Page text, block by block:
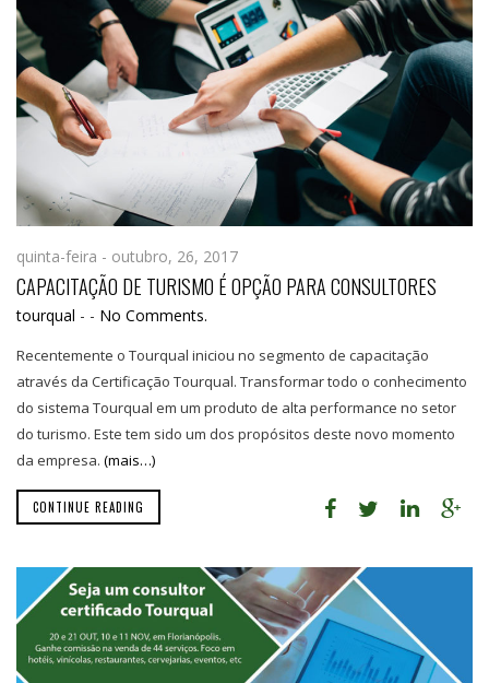
quinta-feira - outubro, 26, 2017
CAPACITAÇÃO DE TURISMO É OPÇÃO PARA CONSULTORES
tourqual - - No Comments.
Recentemente o Tourqual iniciou no segmento de capacitação
através da Certificação Tourqual. Transformar todo o conhecimento
do sistema Tourqual em um produto de alta performance no setor
do turismo. Este tem sido um dos propósitos deste novo momento
da empresa. (mais…)
CONTINUE READING